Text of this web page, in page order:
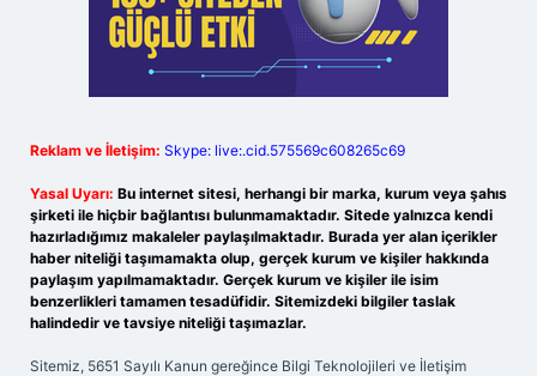
Reklam ve İletişim: Skype: live:.cid.575569c608265c69
Yasal Uyarı: Bu internet sitesi, herhangi bir marka, kurum veya şahıs
şirketi ile hiçbir bağlantısı bulunmamaktadır. Sitede yalnızca kendi
hazırladığımız makaleler paylaşılmaktadır. Burada yer alan içerikler
haber niteliği taşımamakta olup, gerçek kurum ve kişiler hakkında
paylaşım yapılmamaktadır. Gerçek kurum ve kişiler ile isim
benzerlikleri tamamen tesadüfidir. Sitemizdeki bilgiler taslak
halindedir ve tavsiye niteliği taşımazlar.
Sitemiz, 5651 Sayılı Kanun gereğince Bilgi Teknolojileri ve İletişim